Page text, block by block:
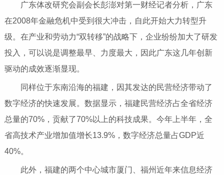
广东体改研究会副会长彭澎对第一财经记者分析，广东
在2008年金融危机中受到很大冲击，自此开始大力转型升
级。在产业和劳动力“双转移”的战略下，企业纷纷加大了研发
投入，可以说是调整最早、力度最大，因此广东这几年创新
驱动的成效逐渐显现。
同样位于东南沿海的福建，因其发达的民营经济带动了
数字经济的快速发展。数据显示，福建民营经济占全省经济
总量的70%，贡献了70%以上的科技成果。今年上半年，全
省高技术产业增加值增长13.9%，数字经济总量占GDP近
40%。
此外，福建的两个中心城市厦门、福州近年来信息经济